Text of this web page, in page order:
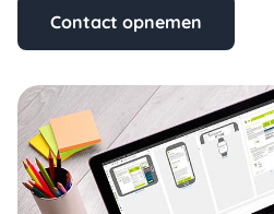
Contact opnemen